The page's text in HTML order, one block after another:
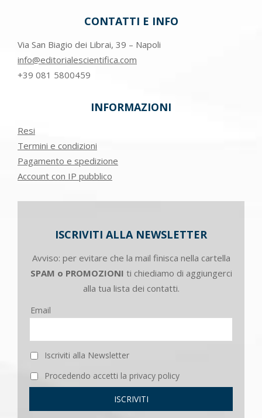
CONTATTI E INFO
Via San Biagio dei Librai, 39 – Napoli
info@editorialescientifica.com
+39 081 5800459
INFORMAZIONI
Resi
Termini e condizioni
Pagamento e spedizione
Account con IP pubblico
ISCRIVITI ALLA NEWSLETTER
Avviso: per evitare che la mail finisca nella cartella
SPAM o PROMOZIONI ti chiediamo di aggiungerci
alla tua lista dei contatti.
Email
Iscriviti alla Newsletter
Procedendo accetti la privacy policy